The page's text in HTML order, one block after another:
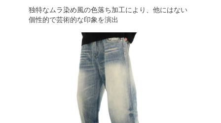
独特なムラ染め風の色落ち加工により、他にはない
個性的で芸術的な印象を演出